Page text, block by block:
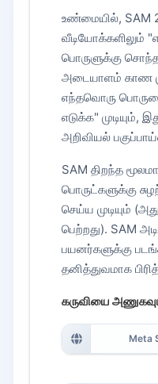
உண்மையில், SAM 2
வீடியோக்களிலும்
பொருளுக்கு
அடையாளம் காண
எந்தவொரு
எடுக்க" முடியும்,
அறிவியல்
SAM திறந்த
பொருட்களுக்கு
செய்ய முடியும்
பெற்றது). SAM
பயனர்களுக்கு
தனித்துவமாக
கருவியை
Meta